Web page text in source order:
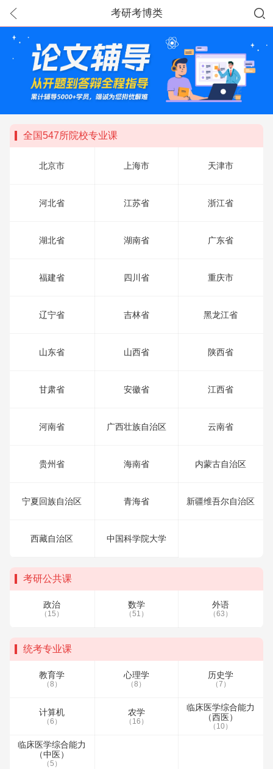
考研考博类
全国547所院校专业课
北京市 上海市 天津市
河北省 江苏省 浙江省
湖北省 湖南省 广东省
福建省 四川省 重庆市
辽宁省 吉林省 黑龙江省
山东省 山西省 陕西省
甘肃省 安徽省 江西省
河南省 广西壮族自治区 云南省
贵州省 海南省 内蒙古自治区
宁夏回族自治区 青海省 新疆维吾尔自治区
西藏自治区 中国科学院大学
考研公共课
政治
（15）
数学
（51）
外语
（63）
统考专业课
教育学
（8）
心理学
（8）
历史学
（7）
计算机
（6）
农学
（16）
临床医学综合能力
（西医）
（10）
临床医学综合能力
（中医）
（5）